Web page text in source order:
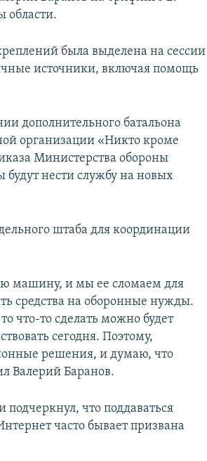
области.
была выделена на сессии
источники, включая помощь
дополнительного батальона
организации «Никто кроме
Министерства обороны
будут нести службу на новых
штаба для координации
машину, и мы ее сломаем для
средства на оборонные нужды.
что-то сделать можно будет
сегодня. Поэтому,
решения, и думаю, что
Валерий Баранов.
что поддаваться
часто бывает призвана